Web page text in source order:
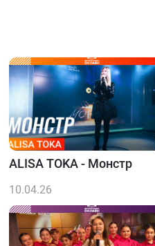
ALISA TOKA - Монстр
10.04.26